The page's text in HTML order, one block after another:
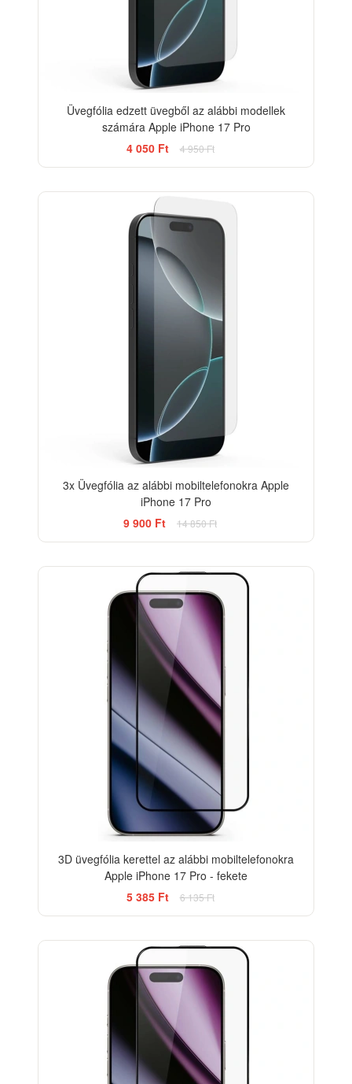
Üvegfólia edzett üvegből az alábbi modellek
számára Apple iPhone 17 Pro
4 050 Ft
4 950 Ft
3x Üvegfólia az alábbi mobiltelefonokra Apple
iPhone 17 Pro
9 900 Ft
14 850 Ft
3D üvegfólia kerettel az alábbi mobiltelefonokra
Apple iPhone 17 Pro - fekete
5 385 Ft
6 135 Ft